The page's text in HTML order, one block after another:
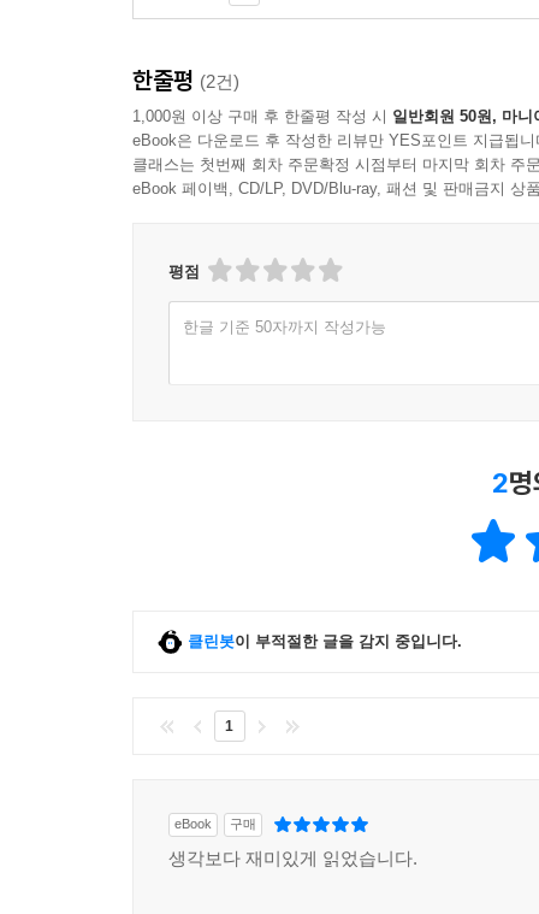
한줄평 (2건)
1,000원 이상 구매 후 한줄평 작성 시 일반회원 50원, 마니
eBook은 다운로드 후 작성한 리뷰만 YES포인트 지급됩니
클래스는 첫번째 회차 주문확정 시점부터 마지막 회차 주
eBook 페이백, CD/LP, DVD/Blu-ray, 패션 및 판매금지 상
평점
한글 기준 50자까지 작성가능
2
클린봇이 부적절한 글을 감지 중입니다.
1
eBook 구매
생각보다 재미있게 읽었습니다.